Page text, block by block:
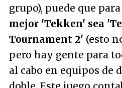
grupo), puede que
mejor 'Tekken' sea
Tournament 2' (esto
pero hay gente para
al cabo en equipos de